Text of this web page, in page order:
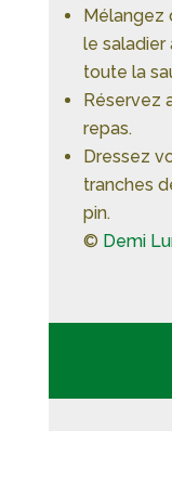
Mélangez
le saladier
toute la
Réservez
repas.
Dressez
tranches
pin.
© Demi